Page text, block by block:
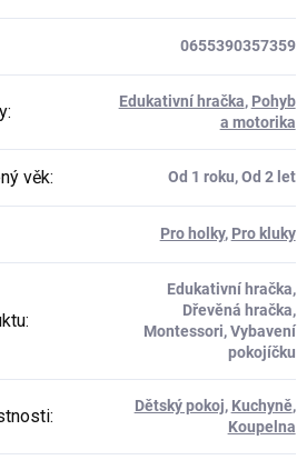
0655390357359
: Edukativní hračka, Pohyb
a motorika
věk: Od 1 roku, Od 2 let
Pro holky, Pro kluky
:
Edukativní hračka,
Dřevěná hračka,
Montessori, Vybavení
pokojíčku
: Dětský pokoj, Kuchyně,
Koupelna